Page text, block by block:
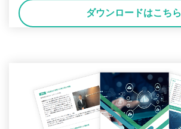
ダウンロードはこちら